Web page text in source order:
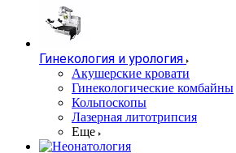
Гинекология и урология
Акушерские кровати
Гинекологические комбайны
Кольпоскопы
Лазерная литотрипсия
Еще